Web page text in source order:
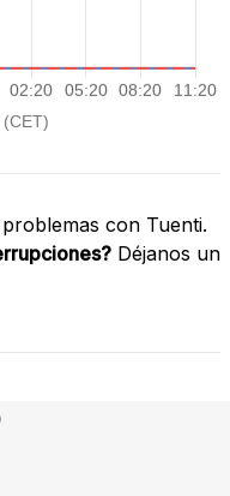
con Tuenti.
Déjanos un